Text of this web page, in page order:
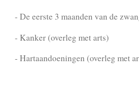
- De eerste 3 maanden van de
- Kanker (overleg met arts)
- Hartaandoeningen (overleg met